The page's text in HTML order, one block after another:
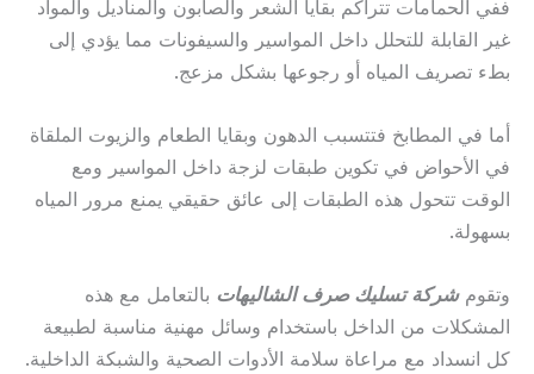
ففي الحمامات تتراكم بقايا الشعر والصابون والمناديل والمواد
غير القابلة للتحلل داخل المواسير والسيفونات مما يؤدي إلى
بطء تصريف المياه أو رجوعها بشكل مزعج.
أما في المطابخ فتتسبب الدهون وبقايا الطعام والزيوت الملقاة
في الأحواض في تكوين طبقات لزجة داخل المواسير ومع
الوقت تتحول هذه الطبقات إلى عائق حقيقي يمنع مرور المياه
بسهولة.
وتقومشركة تسليك صرف الشاليهات بالتعامل مع هذه
المشكلات من الداخل باستخدام وسائل مهنية مناسبة لطبيعة
كل انسداد مع مراعاة سلامة الأدوات الصحية والشبكة الداخلية.